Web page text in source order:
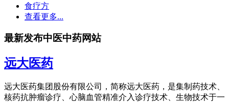
食疗方
查看更多...
最新发布中医中药网站
远大医药
远大医药集团股份有限公司，简称远大医药，是集制药技术、
核药抗肿瘤诊疗、心脑血管精准介入诊疗技术、生物技术于一